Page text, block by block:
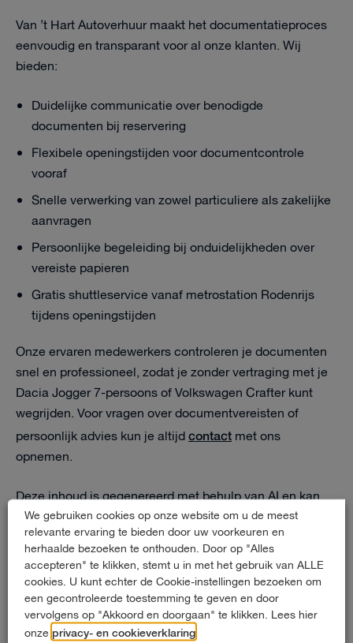
Van ’t Hart Autoverhuur maakt het documentatieproces
eenvoudig en transparant voor al onze klanten. Wij
bieden:
Duidelijke communicatie over benodigde
documenten bij reservering
Flexibele openingstijden voor documentcontrole
vooraf
Snelle verwerking van zowel particuliere als zakelijke
aanvragen
Persoonlijke begeleiding bij onduidelijkheden over
vereiste papieren
Gratis shuttleservice vanaf metrostation Rodenrijs
tijdens openingstijden
Onze ervaren medewerkers controleren je documenten
snel en professioneel, zodat je zonder vertraging met je
Dacia Jogger 7-persoons of Volkswagen Crafter kunt
wegrijden. Voor vragen over documentvereisten of
persoonlijk advies kun je altijdcontact met ons
opnemen.
Deze inhoud is gegenereerd met behulp van AI en kan
fouten bevatten.
Contact
Zeppelinstraat 65
We gebruiken cookies op onze website om u de meest
relevante ervaring te bieden door uw voorkeuren en
herhaalde bezoeken te onthouden. Door op "Alles
accepteren" te klikken, stemt u in met het gebruik van ALLE
cookies. U kunt echter de Cookie-instellingen bezoeken om
een gecontroleerde toestemming te geven en door
vervolgens op "Akkoord en doorgaan" te klikken. Lees hier
onze privacy- en cookieverklaring